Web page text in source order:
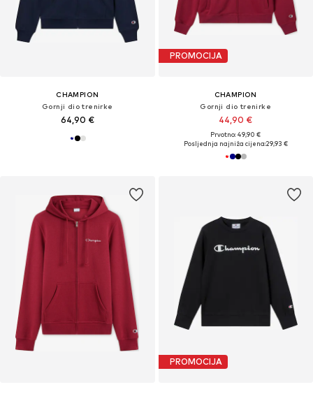
CHAMPION
Gornji dio trenirke
64,90 €
PROMOCIJA
CHAMPION
Gornji dio trenirke
44,90 €
Prvotno: 49,90 €
Posljednja najniža cijena:29,93 €
PROMOCIJA